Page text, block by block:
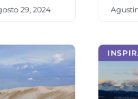
29, 2024